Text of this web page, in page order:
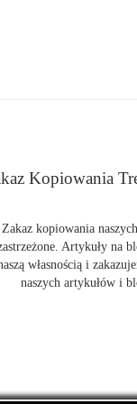
Kopiowania
Zakaz kopiowania
Artykuły na
własnością i
naszych artykułów i